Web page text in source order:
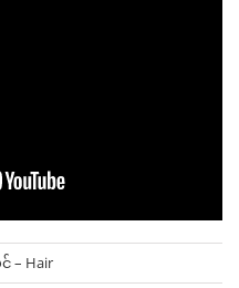
– Hair